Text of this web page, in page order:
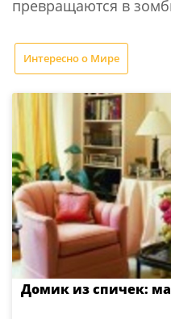
превращаются в
Интересно о Мире
Домик из спичек: